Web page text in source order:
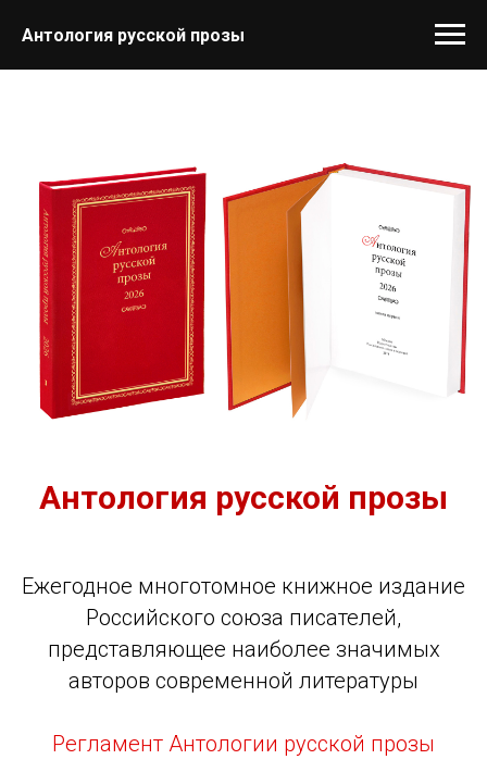
Антология русской прозы
Антология русской прозы
Ежегодное многотомное книжное издание
Российского союза писателей,
представляющее наиболее значимых
авторов современной литературы
Регламент Антологии русской прозы